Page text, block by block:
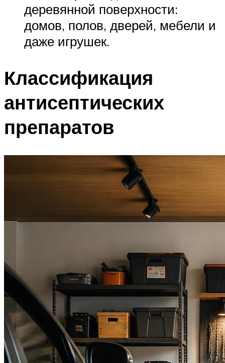
деревянной поверхности:
домов, полов, дверей, мебели и
даже игрушек.
Классификация
антисептических
препаратов